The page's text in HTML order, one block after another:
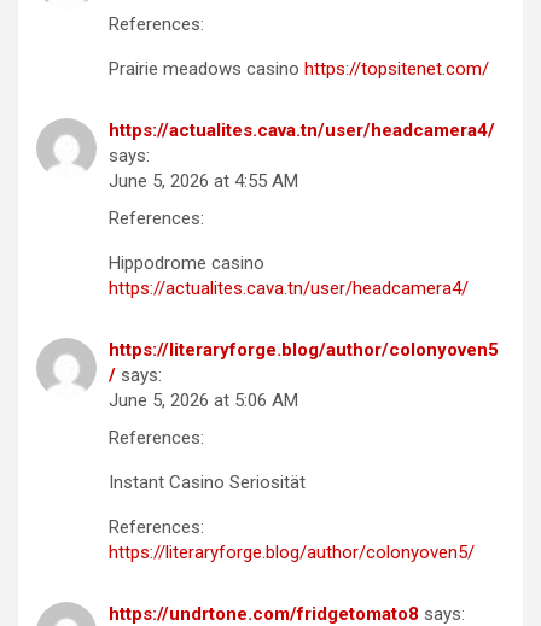
References:
Prairie meadows casino https://topsitenet.com/
https://actualites.cava.tn/user/headcamera4/
says:
June 5, 2026 at 4:55 AM
References:
Hippodrome casino
https://actualites.cava.tn/user/headcamera4/
https://literaryforge.blog/author/colonyoven5
/ says:
June 5, 2026 at 5:06 AM
References:
Instant Casino Seriosität
References:
https://literaryforge.blog/author/colonyoven5/
https://undrtone.com/fridgetomato8 says: